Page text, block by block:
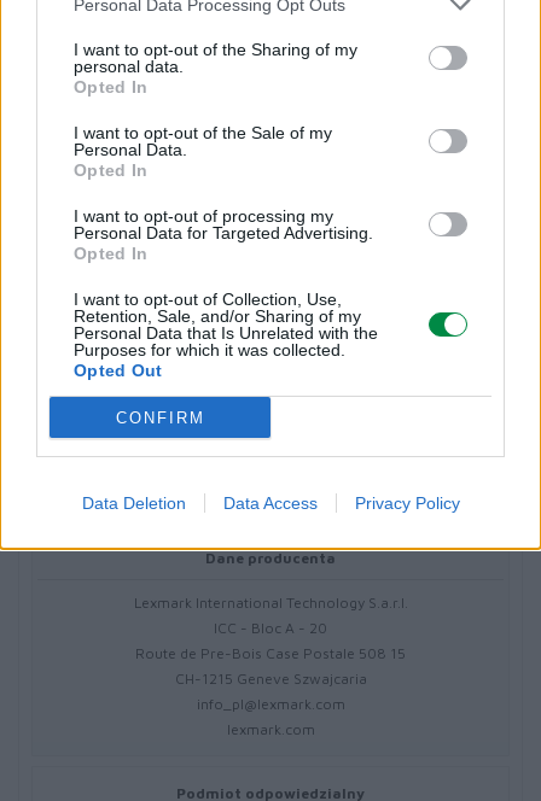
Personal Data Processing Opt Outs
I want to opt-out of the Sharing of my
personal data.
Opted In
I want to opt-out of the Sale of my
Personal Data.
Opted In
I want to opt-out of processing my
Personal Data for Targeted Advertising.
Opted In
I want to opt-out of Collection, Use,
Retention, Sale, and/or Sharing of my
Personal Data that Is Unrelated with the
Purposes for which it was collected.
Opted Out
CONFIRM
Data Deletion Data Access Privacy Policy
Do 8000 stron
Kompatybilne z
Informacje handlowe
Dane producenta
Lexmark International Technology S.a.r.l.
ICC - Bloc A - 20
Route de Pre-Bois Case Postale 508 15
CH-1215 Geneve Szwajcaria
info_pl@lexmark.com
lexmark.com
Podmiot odpowiedzialny